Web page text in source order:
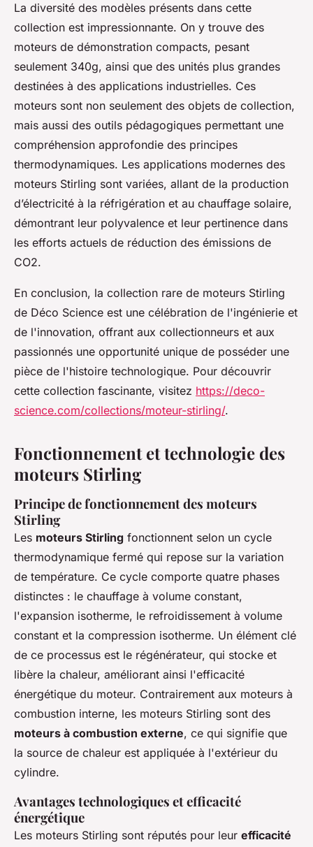
La diversité des modèles présents dans cette
collection est impressionnante. On y trouve des
moteurs de démonstration compacts, pesant
seulement 340g, ainsi que des unités plus grandes
destinées à des applications industrielles. Ces
moteurs sont non seulement des objets de collection,
mais aussi des outils pédagogiques permettant une
compréhension approfondie des principes
thermodynamiques. Les applications modernes des
moteurs Stirling sont variées, allant de la production
d’électricité à la réfrigération et au chauffage solaire,
démontrant leur polyvalence et leur pertinence dans
les efforts actuels de réduction des émissions de
CO2.
En conclusion, la collection rare de moteurs Stirling
de Déco Science est une célébration de l'ingénierie et
de l'innovation, offrant aux collectionneurs et aux
passionnés une opportunité unique de posséder une
pièce de l'histoire technologique. Pour découvrir
cette collection fascinante, visitez https://deco-
science.com/collections/moteur-stirling/.
Fonctionnement et technologie des
moteurs Stirling
Principe de fonctionnement des moteurs
Stirling
Les moteurs Stirling fonctionnent selon un cycle
thermodynamique fermé qui repose sur la variation
de température. Ce cycle comporte quatre phases
distinctes : le chauffage à volume constant,
l'expansion isotherme, le refroidissement à volume
constant et la compression isotherme. Un élément clé
de ce processus est le régénérateur, qui stocke et
libère la chaleur, améliorant ainsi l'efficacité
énergétique du moteur. Contrairement aux moteurs à
combustion interne, les moteurs Stirling sont des
moteurs à combustion externe, ce qui signifie que
la source de chaleur est appliquée à l'extérieur du
cylindre.
Avantages technologiques et efficacité
énergétique
Les moteurs Stirling sont réputés pour leur efficacité